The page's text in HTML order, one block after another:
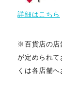
詳細はこちら
※百貨店の店
が定められて
くは各店舗へ